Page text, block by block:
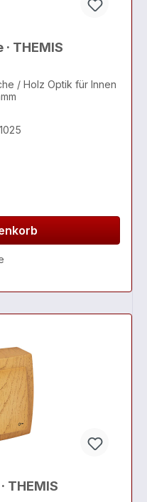
THEMIS
/ Holz Optik für Innen
THEMIS